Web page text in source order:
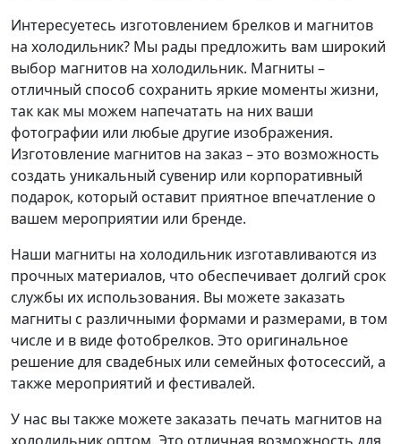
Интересуетесь изготовлением брелков и магнитов
на холодильник? Мы рады предложить вам широкий
выбор магнитов на холодильник. Магниты –
отличный способ сохранить яркие моменты жизни,
так как мы можем напечатать на них ваши
фотографии или любые другие изображения.
Изготовление магнитов на заказ – это возможность
создать уникальный сувенир или корпоративный
подарок, который оставит приятное впечатление о
вашем мероприятии или бренде.
Наши магниты на холодильник изготавливаются из
прочных материалов, что обеспечивает долгий срок
службы их использования. Вы можете заказать
магниты с различными формами и размерами, в том
числе и в виде фотобрелков. Это оригинальное
решение для свадебных или семейных фотосессий, а
также мероприятий и фестивалей.
У нас вы также можете заказать печать магнитов на